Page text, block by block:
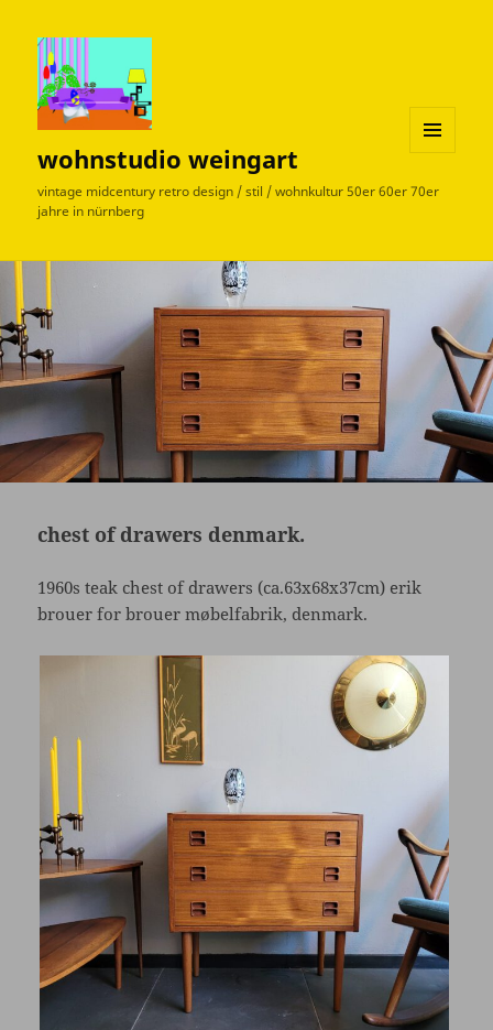
wohnstudio weingart
vintage midcentury retro design / stil / wohnkultur 50er 60er 70er
jahre in nürnberg
WIDGETS
chest of drawers denmark.
1960s teak chest of drawers (ca.63x68x37cm) erik
brouer for brouer møbelfabrik, denmark.